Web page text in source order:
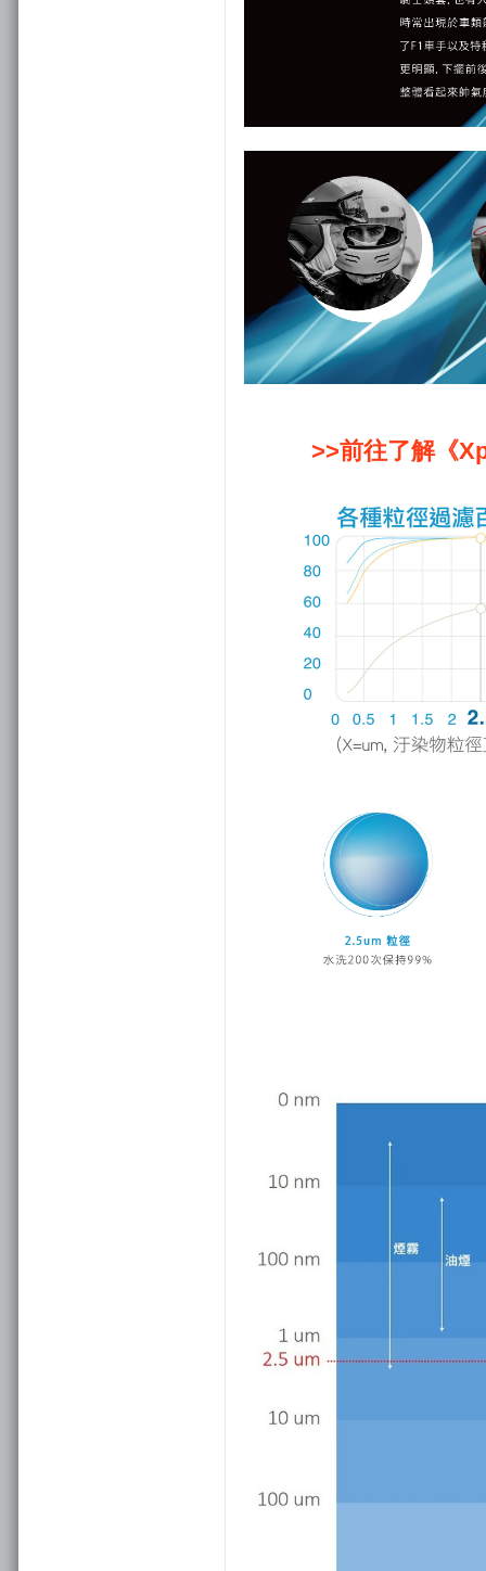
>>前往了解《